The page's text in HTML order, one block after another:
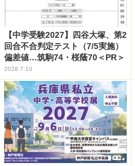
【中学受験2027】四谷大塚、第2
回合不合判定テスト（7/5実施）
偏差値…筑駒74・桜蔭70＜PR＞
2026.7.10